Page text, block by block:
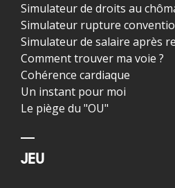
Simulateur de droits au
Simulateur rupture
Simulateur de salaire après
Comment trouver ma voie ?
Cohérence cardiaque
Un instant pour moi
Le piège du "OU"
JEU